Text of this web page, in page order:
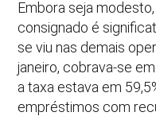
Embora seja
consignado é
se viu nas demais
janeiro, cobrava-se
a taxa estava em
empréstimos com